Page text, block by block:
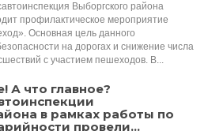
Выборгского района
профилактическое мероприятие
Основная цель данного
на дорогах и снижение числа
с участием пешеходов. В...
А что главное?
в рамках работы по
провели...